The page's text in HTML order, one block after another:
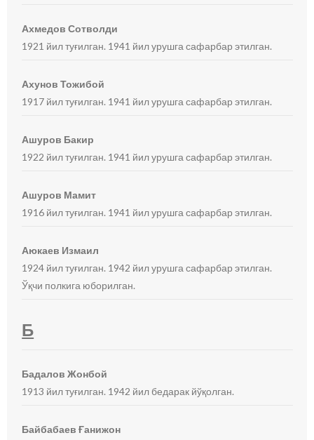
Ахмедов Сотволди
1921 йил туғилган. 1941 йил урушга сафарбар этилган.
Ахунов Тожибой
1917 йил туғилган. 1941 йил урушга сафарбар этилган.
Ашуров Бакир
1922 йил туғилган. 1941 йил урушга сафарбар этилган.
Ашуров Мамит
1916 йил туғилган. 1941 йил урушга сафарбар этилган.
Аюкаев Измаил
1924 йил туғилган. 1942 йил урушга сафарбар этилган.
Ўқчи полкига юборилган.
Б
Бадалов Жонбой
1913 йил туғилган. 1942 йил бедарак йўқолган.
Байбабаев Ғанижон